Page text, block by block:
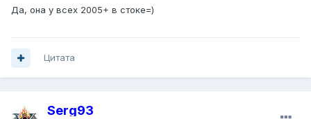
Да, она у всех 2005+ в стоке=)
Цитата
Serg93